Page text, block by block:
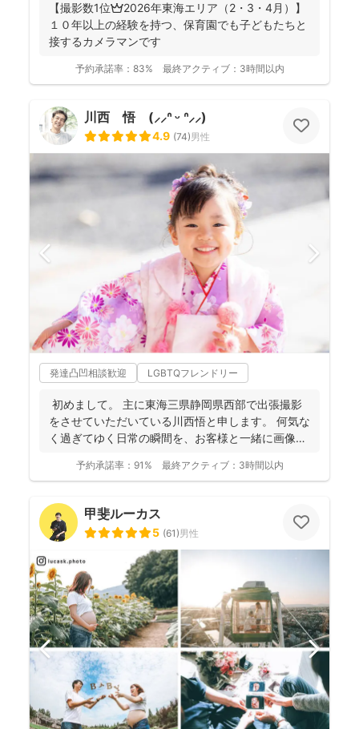
【撮影数1位👑2026年東海エリア（2・3・4月）】
１０年以上の経験を持つ、保育園でも子どもたちと
接するカメラマンです
予約承諾率： 83% 最終アクティブ： 3時間以内
川西 悟 (⸝⸝ᐢ ᵕ ᐢ⸝⸝)
4.9 (74)男性
発達凸凹相談歓迎 LGBTQフレンドリー
初めまして。 主に東海三県静岡県西部で出張撮影
をさせていただいている川西悟と申します。 何気な
く過ぎてゆく日常の瞬間を、お客様と一緒に画像と
予約承諾率： 91% 最終アクティブ： 3時間以内
甲斐ルーカス
5 (61)男性